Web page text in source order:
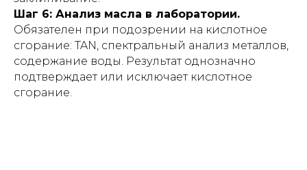
Шаг 6: Анализ масла в лаборатории.
Обязателен при подозрении на кислотное
сгорание: TAN, спектральный анализ металлов,
содержание воды. Результат однозначно
подтверждает или исключает кислотное
сгорание.